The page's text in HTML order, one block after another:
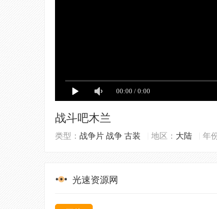
战斗吧木兰
类型： 战争片 战争 古装 地区： 大陆 年
光速资源网